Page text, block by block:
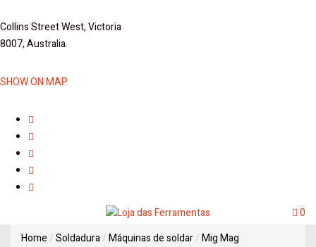
Collins Street West, Victoria
8007, Australia.
SHOW ON MAP
0
Home
Soldadura Máquinas de soldar Mig Mag